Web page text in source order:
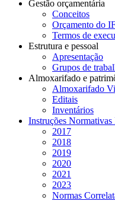
Gestão orçamentária
Conceitos
Orçamento do
Termos de
Estrutura e pessoal
Apresentação
Grupos de
Almoxarifado e
Almoxarifado
Editais
Inventários
Instruções
2017
2018
2019
2020
2021
2023
Normas